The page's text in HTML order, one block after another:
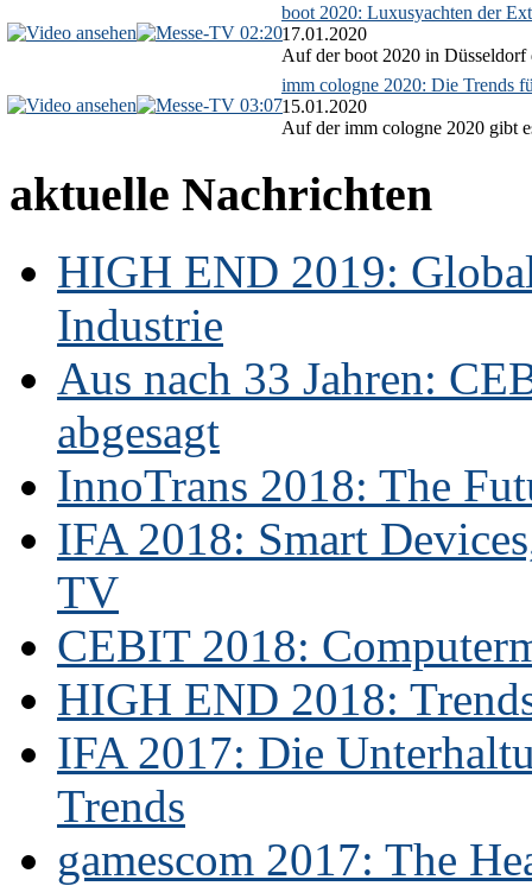
02:20
boot 2020: Luxusyachten der
17.01.2020
Auf der boot 2020 in Düsseldorf
03:07
imm cologne 2020: Die Trends
15.01.2020
Auf der imm cologne 2020 gibt
aktuelle Nachrichten
HIGH END 2019:
Industrie
Aus nach 33 Jahren:
abgesagt
InnoTrans 2018: The
IFA 2018: Smart
TV
CEBIT 2018:
HIGH END 2018:
IFA 2017: Die
Trends
gamescom 2017: The